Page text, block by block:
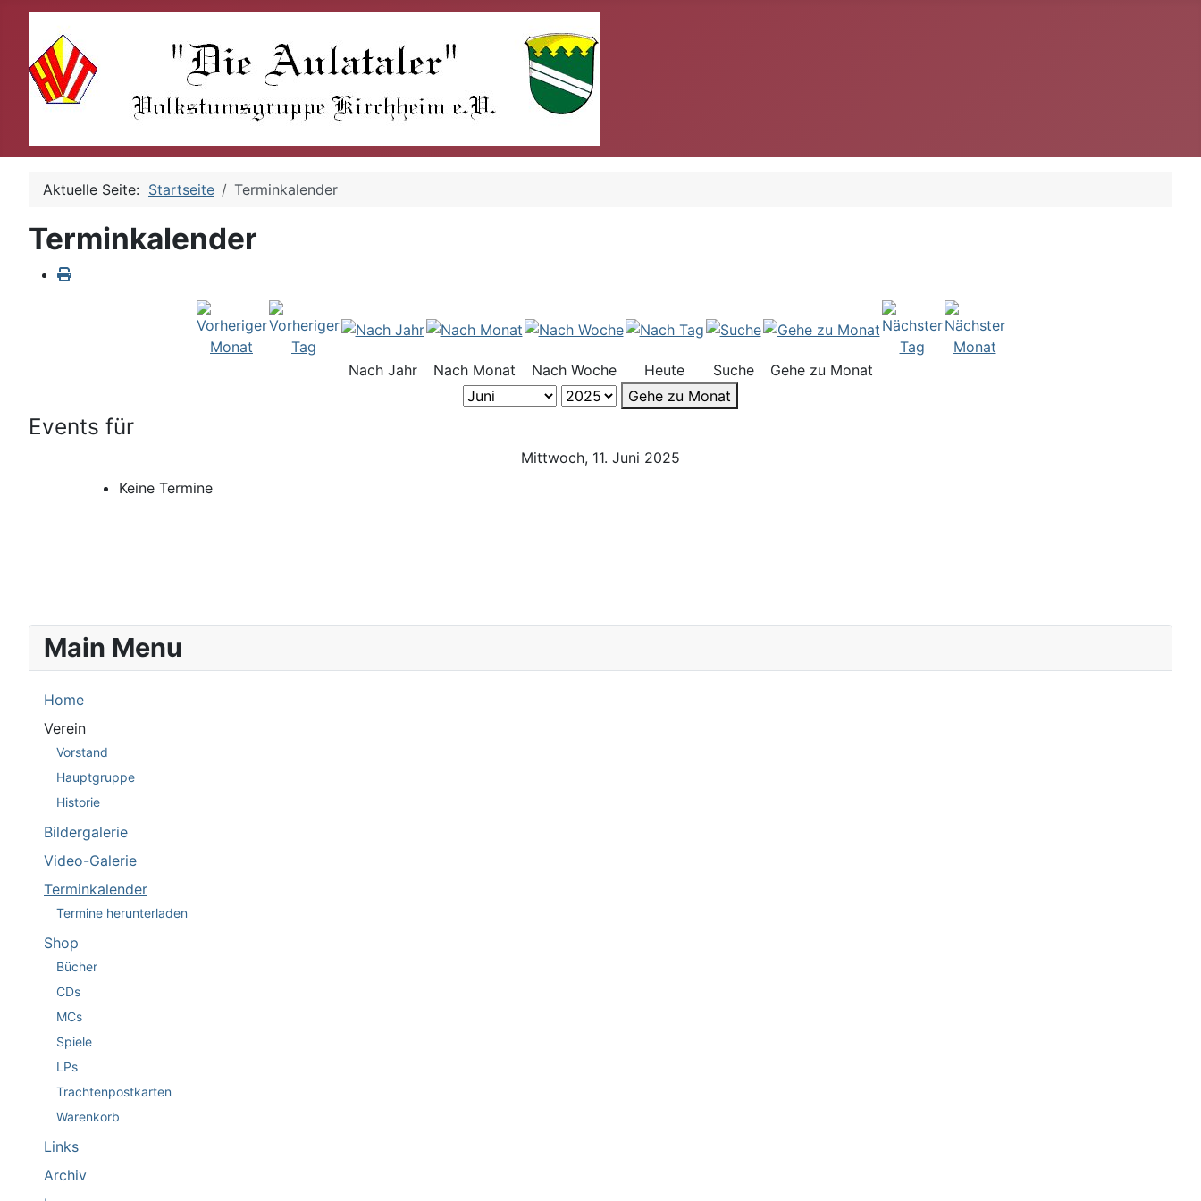
Aktuelle Seite: Startseite Terminkalender
Terminkalender
Nach Jahr Nach Monat Nach Woche Heute Suche
Gehe zu Monat
Gehe zu Monat
Events für
Mittwoch, 11. Juni 2025
Keine Termine
Main Menu
Home
Verein
Vorstand
Hauptgruppe
Historie
Bildergalerie
Video-Galerie
Terminkalender
Termine herunterladen
Shop
Bücher
CDs
MCs
Spiele
LPs
Trachtenpostkarten
Warenkorb
Links
Archiv